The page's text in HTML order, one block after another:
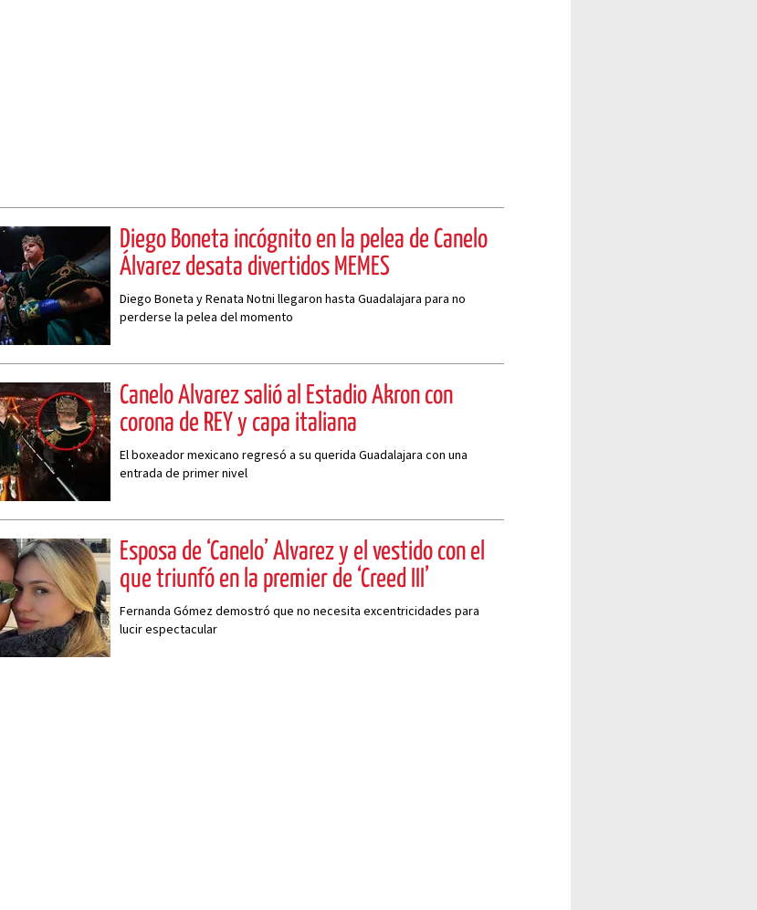
Diego Boneta incógnito en la pelea de Canelo
Álvarez desata divertidos MEMES
Diego Boneta y Renata Notni llegaron hasta Guadalajara para no
perderse la pelea del momento
Canelo Álvarez salió al Estadio Akron con
corona de REY y capa italiana
El boxeador mexicano regresó a su querida Guadalajara con una
entrada de primer nivel
Esposa de ‘Canelo’ Álvarez y el vestido con el
que triunfó en la premier de ‘Creed III’
Fernanda Gómez demostró que no necesita excentricidades para
lucir espectacular